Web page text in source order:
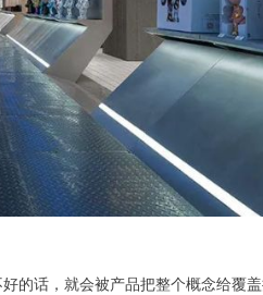
的话，就会被产品把整个概念给覆